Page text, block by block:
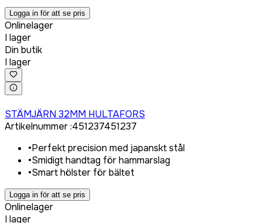
Logga in för att se pris
Onlinelager
I lager
Din butik
I lager
STÄMJÄRN 32MM HULTAFORS
Artikelnummer:451237451237
•Perfekt precision med japanskt stål
•Smidigt handtag för hammarslag
•Smart hölster för bältet
Logga in för att se pris
Onlinelager
I lager